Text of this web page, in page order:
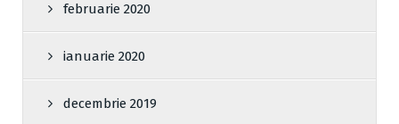
februarie 2020
ianuarie 2020
decembrie 2019